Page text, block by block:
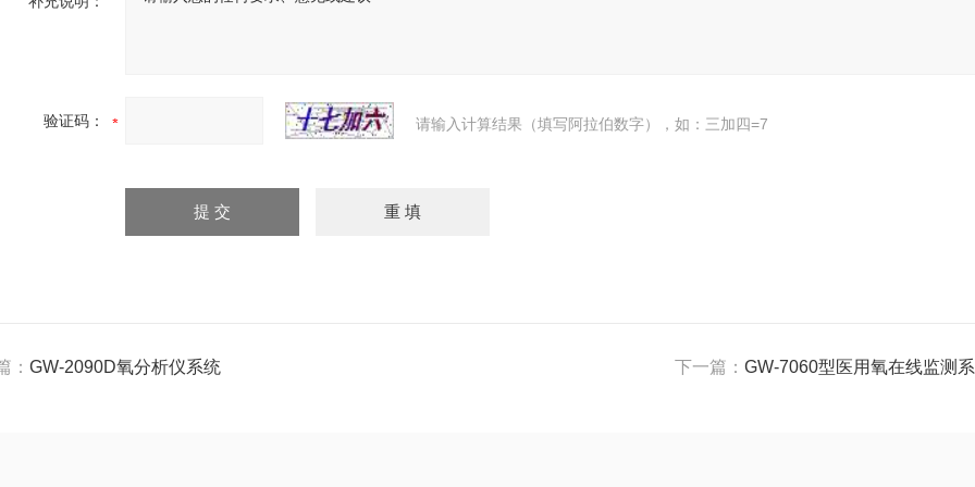
验证码： 请输入计算结果（填写阿拉伯数字），如：三加四=7
： GW-2090D氧分析仪系统 下一篇： GW-7060型医用氧在线监测